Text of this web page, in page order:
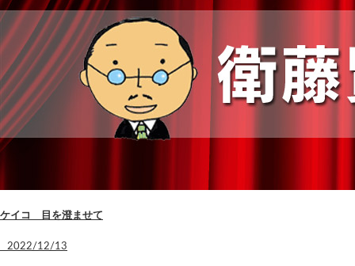
ケイコ 目を澄ませて
2022/12/13